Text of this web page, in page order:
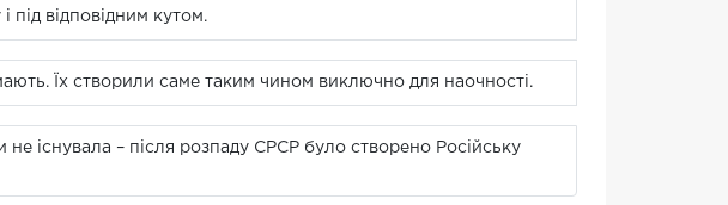
відповідним кутом.
Їх створили саме таким чином виключно для наочності.
існувала – після розпаду СРСР було створено Російську